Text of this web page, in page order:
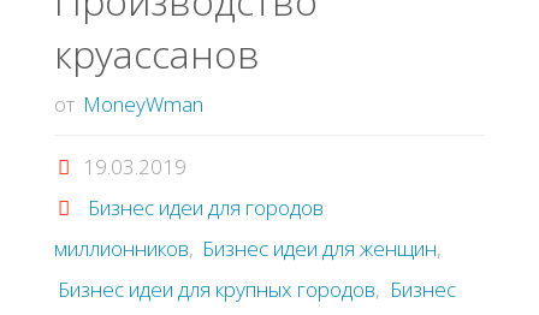
made"
круассанов
от MoneyWman
19.03.2019
Бизнес идеи для городов
миллионников, Бизнес идеи для женщин,
Бизнес идеи для крупных городов, Бизнес